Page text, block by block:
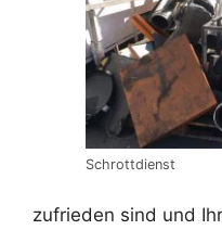
Schrottdienst
zufrieden sind und